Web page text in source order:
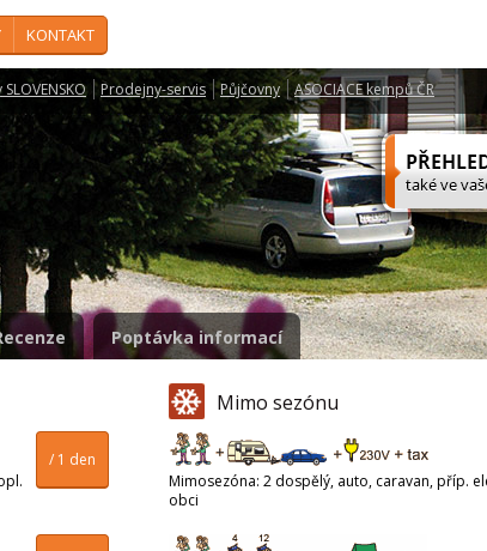
KONTAKT
Prodejny-servis Půjčovny ASOCIACE kempů ČR
Poptávka informací
/ 1 den
Mimo sezónu
Mimosezóna: 2 dospělý, auto, caravan, příp.
obci